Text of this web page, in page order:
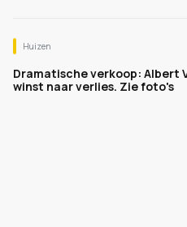
Huizen
Dramatische verkoop: Albert
winst naar verlies. Zie foto's